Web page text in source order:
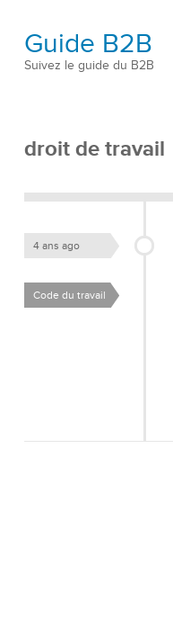
Guide B2B
Suivez le guide du B2B
droit de travail
4 ans ago
Code du travail